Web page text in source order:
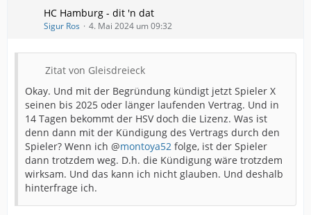
HC Hamburg - dit 'n dat
Sigur Ros 4. Mai 2024 um 09:32
Zitat von Gleisdreieck
Okay. Und mit der Begründung kündigt jetzt Spieler X
seinen bis 2025 oder länger laufenden Vertrag. Und in
14 Tagen bekommt der HSV doch die Lizenz. Was ist
denn dann mit der Kündigung des Vertrags durch den
Spieler? Wenn ich @montoya52 folge, ist der Spieler
dann trotzdem weg. D.h. die Kündigung wäre trotzdem
wirksam. Und das kann ich nicht glauben. Und deshalb
hinterfrage ich.